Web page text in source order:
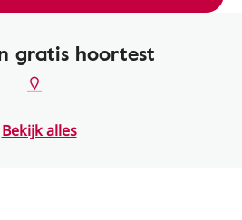
gratis hoortest
Bekijk alles